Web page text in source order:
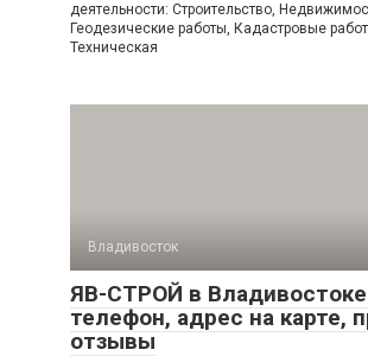
деятельности: Строительство,
Геодезические работы, Кадастровые
Техническая
Владивосток
ЯВ-СТРОЙ в
телефон, адрес на карте,
отзывы